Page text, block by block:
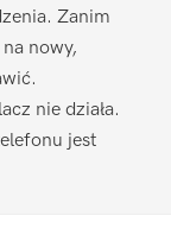
Zanim
nowy,
nie działa.
jest